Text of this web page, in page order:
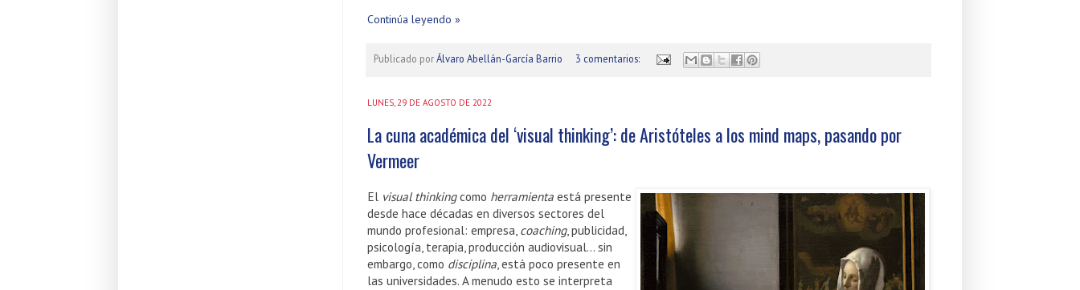
Continúa leyendo »
Publicado porÁlvaro Abellán-García Barrio 3 comentarios:
LUNES, 29 DE AGOSTO DE 2022
La cuna académica del ‘visual thinking’: de Aristóteles a los mind maps, pasando por
Vermeer
El visual thinkingcomo herramienta está presente
desde hace décadas en diversos sectores del
mundo profesional: empresa, coaching, publicidad,
psicología, terapia, producción audiovisual… sin
embargo, como disciplina , está poco presente en
las universidades. A menudo esto se interpreta